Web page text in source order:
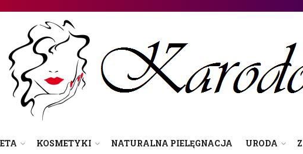
KOSMETYKI NATURALNA PIELĘGNACJA URODA